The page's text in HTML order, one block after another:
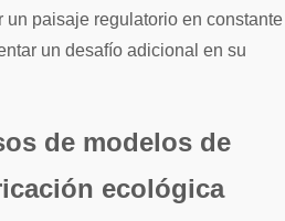
un paisaje regulatorio en constante
un desafío adicional en su
de modelos de
ecológica